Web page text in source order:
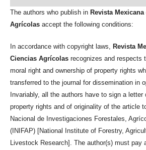
The authors who publish in Revista
Agrícolas accept the following conditions:
In accordance with copyright laws, Revista
Ciencias Agrícolas recognizes and respects
moral right and ownership of property rights
transferred to the journal for dissemination in
Invariably, all the authors have to sign a letter
property rights and of originality of the article
Nacional de Investigaciones Forestales,
(INIFAP) [National Institute of Forestry,
Livestock Research]. The author(s) must pay